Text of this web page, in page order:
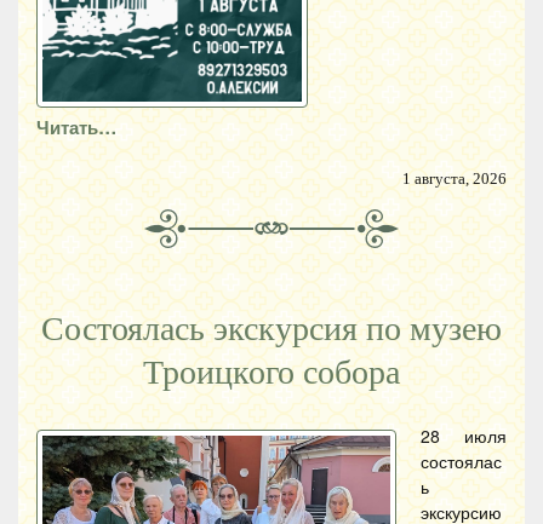
Читать…
1 августа, 2026
Состоялась экскурсия по музею
Троицкого собора
28 июля
состоялас
ь
экскурсию